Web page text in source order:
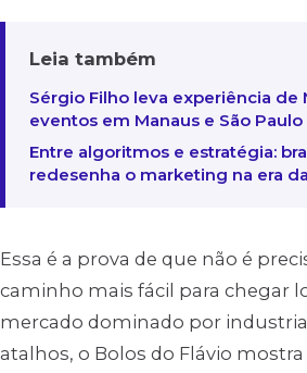
Leia também
Sérgio Filho leva experiência de
eventos em Manaus e São Paulo
Entre algoritmos e estratégia:
redesenha o marketing na era
Essa é a prova de que não é
caminho mais fácil para chegar
mercado dominado por
atalhos, o Bolos do Flávio